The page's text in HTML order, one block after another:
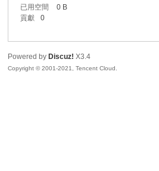
已用空間
0 B
貢獻
0
Powered by Discuz! X3.4
Copyright © 2001-2021, Tencent Cloud.